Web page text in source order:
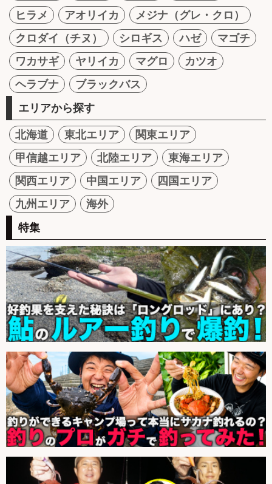
ヒラメ
アオリイカ
メジナ（グレ・クロ）
クロダイ（チヌ）
シロギス ハゼ
マゴチ
ワカサギ
ヤリイカ マグロ
カツオ
ヘラブナ
ブラックバス
エリアから探す
北海道 東北エリア
関東エリア
甲信越エリア
北陸エリア
東海エリア
関西エリア
中国エリア
四国エリア
九州エリア
海外
特集